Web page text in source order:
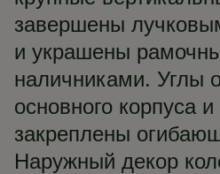
завершены
и украшены
наличниками. Углы
основного корпуса
закреплены
Наружный декор